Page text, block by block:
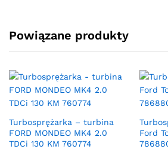
Powiązane produkty
Turbosprężarka – turbina
FORD MONDEO MK4 2.0
TDCi 130 KM 760774
Ford